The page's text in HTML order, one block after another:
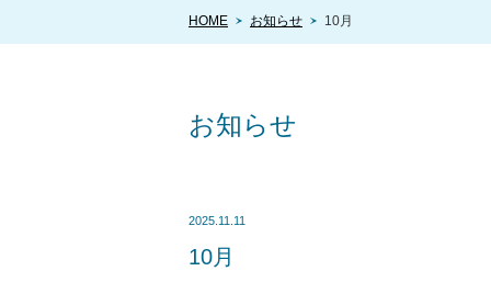
HOME お知らせ 10月
お知らせ
2025.11.11
10月